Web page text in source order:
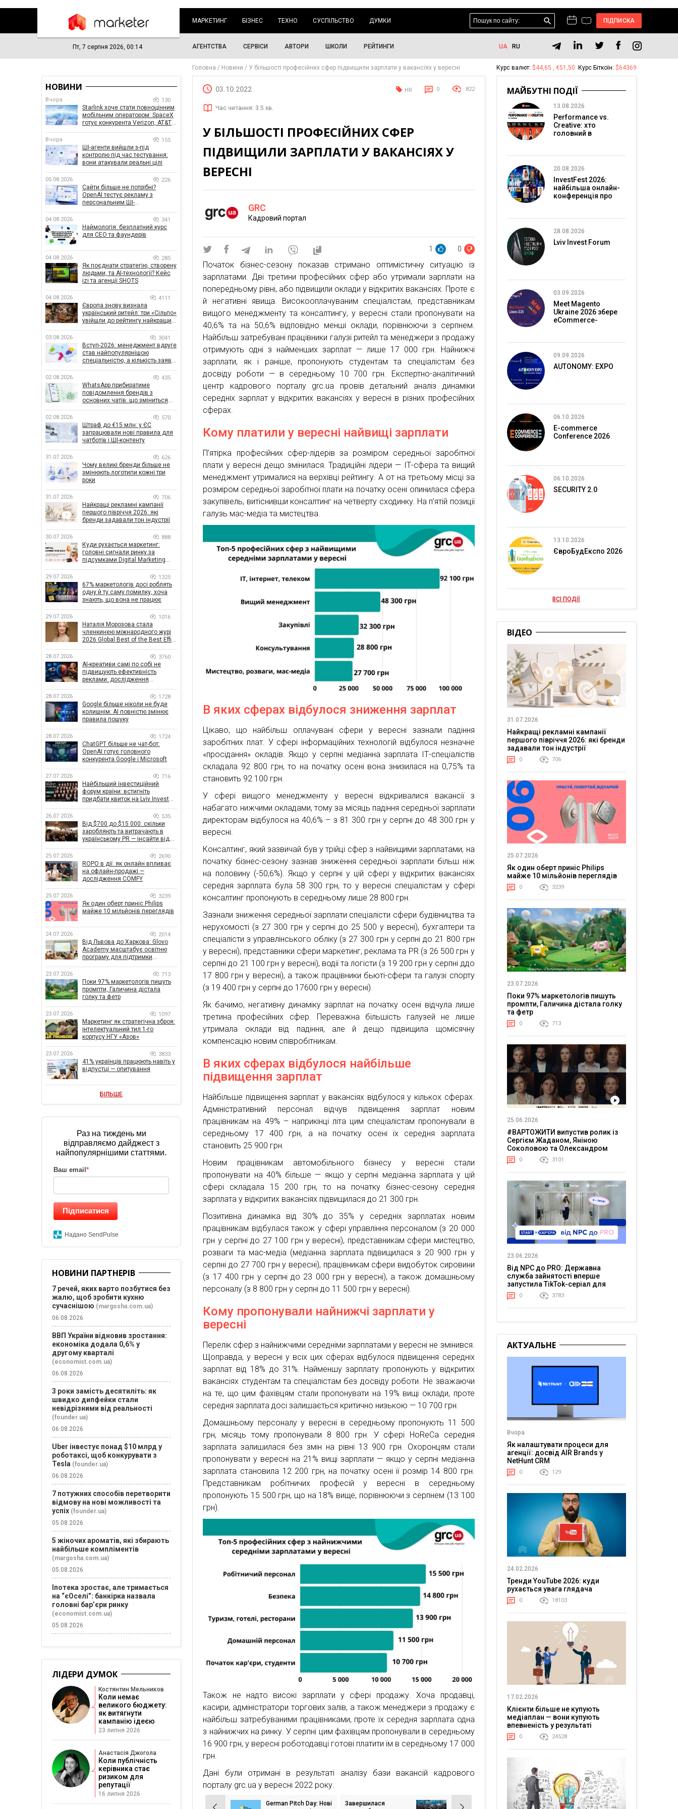
МАРКЕТИНГ БІЗНЕС ТЕХНО СУСПІЛЬСТВО ДУМКИ ПІДПИСКА
Пт, 7 серпня 2026, 00:14 АГЕНТСТВА СЕРВІСИ АВТОРИ ШКОЛИ РЕЙТИНГИ UA RU
Головна Новини У більшості професійних сфер підвищили зарплати у вакансіях у вересні
03.10.2022 HR 0 822
Час читання: 3.5 хв.
У БІЛЬШОСТІ ПРОФЕСІЙНИХ СФЕР
ПІДВИЩИЛИ ЗАРПЛАТИ У ВАКАНСІЯХ У
ВЕРЕСНІ
GRC
Кадровий портал
1 0
Початок бізнес-сезону показав стримано оптимістичну ситуацію із
зарплатами. Дві третини професійних сфер або утримали зарплати на
попередньому рівні, або підвищили оклади у відкритих вакансіях. Проте є
й негативні явища. Високооплачуваним спеціалістам, представникам
вищого менеджменту та консалтингу, у вересні стали пропонувати на
40,6% та на 50,6% відповідно менші оклади, порівнюючи з серпнем.
Найбільш затребувані працівники галузі ритейл та менеджери з продажу
отримують одні з найменших зарплат — лише 17 000 грн. Найнижчі
зарплати, як і раніше, пропонують студентам та спеціалістам без
досвіду роботи — в середньому 10 700 грн. Експертно-аналітичний
центр кадрового порталу grc.ua провів детальний аналіз динаміки
середніх зарплат у відкритих вакансіях у вересні в різних професійних
сферах.
Кому платили у вересні найвищі зарплати
П’ятірка професійних сфер-лідерів за розміром середньої заробітної
плати у вересні дещо змінилася. Традиційні лідери — ІТ-сфера та вищий
менеджмент утрималися на верхівці рейтингу. А от на третьому місці за
розміром середньої заробітної плати на початку осені опинилася сфера
закупівель, витіснивши консалтинг на четверту сходинку. На п’ятій позиції
галузь мас-медіа та мистецтва.
В яких сферах відбулося зниження зарплат
Цікаво, що найбільш оплачувані сфери у вересні зазнали падіння
заробітних плат. У сфері інформаційних технологій відбулося незначне
«просідання» окладів. Якщо у серпні медіанна зарплата ІТ-спеціалістів
складала 92 800 грн, то на початку осені вона знизилася на 0,75% та
становить 92 100 грн.
У сфері вищого менеджменту у вересні відкривалися вакансії з
набагато нижчими окладами, тому за місяць падіння середньої зарплати
директорам відбулося на 40,6% – з 81 300 грн у серпні до 48 300 грн у
вересні.
Консалтинг, який зазвичай був у трійці сфер з найвищими зарплатами, на
початку бізнес-сезону зазнав зниження середньої зарплати більш ніж
на половину (-50,6%). Якщо у серпні у цій сфері у відкритих вакансіях
середня зарплата була 58 300 грн, то у вересні спеціалістам у сфері
консалтинг пропонують в середньому лише 28 800 грн.
Зазнали зниження середньої зарплати спеціалісти сфери будівництва та
нерухомості (з 27 300 грн у серпні до 25 500 у вересні), бухгалтери та
спеціалісти з управлінського обліку (з 27 300 грн у серпні до 21 800 грн
у вересні), представники сфери маркетинг, реклама та PR (з 26 500 грн у
серпні до 21 100 грн у вересні), водії та логісти (з 19 200 грн у серпні ддо
17 800 грн у вересні), а також працівники бьюті-сфери та галузі спорту
(з 19 400 грн у серпні до 17600 грн у вересні).
Як бачимо, негативну динаміку зарплат на початку осені відчула лише
третина професійних сфер. Переважна більшість галузей не лише
утримала оклади від падіння, але й дещо підвищила щомісячну
компенсацію новим співробітникам.
В яких сферах відбулося найбільше
підвищення зарплат
Найбільше підвищення зарплат у вакансіях відбулося у кількох сферах.
Адміністративний персонал відчув підвищення зарплат новим
працівникам на 49% – наприкінці літа цим спеціалістам пропонували в
середньому 17 400 грн, а на початку осені їх середня зарплата
становить 25 900 грн.
Новим працівникам автомобільного бізнесу у вересні стали
пропонувати на 40% більше — якщо у серпні медіанна зарплата у цій
сфері складала 15 200 грн, то на початку бізнес-сезону середня
зарплата у відкритих вакансіях підвищилася до 21 300 грн.
Позитивна динаміка від 30% до 35% у середніх зарплатах новим
працівникам відбулася також у сфері управління персоналом (з 20 000
грн у серпні до 27 100 грн у вересні), представникам сфери мистецтво,
розваги та мас-медіа (медіанна зарплата підвищилася з 20 900 грн у
серпні до 27 700 грн у вересні), працівникам сфери видобуток сировини
(з 17 400 грн у серпні до 23 000 грн у вересні), а також домашньому
персоналу (з 8 800 грн у серпні до 11 500 грн у вересні).
Кому пропонували найнижчі зарплати у
вересні
Перелік сфер з найнижчими середніми зарплатами у вересні не змінився.
Щоправда, у вересні у всіх цих сферах відбулося підвищення середніх
зарплат від 18% до 31%. Найменшу зарплату пропонують у відкритих
вакансіях студентам та спеціалістам без досвіду роботи. Не зважаючи
на те, що цим фахівцям стали пропонувати на 19% вищі оклади, проте
середня зарплата досі залишається критично низькою — 10 700 грн.
Домашньому персоналу у вересні в середньому пропонують 11 500
грн, місяць тому пропонували 8 800 грн. У сфері HoReCa середня
зарплата залишилася без змін на рівні 13 900 грн. Охоронцям стали
пропонувати у вересні на 21% вищі зарплати — якщо у серпні медіанна
зарплата становила 12 200 грн, на початку осені її розмір 14 800 грн.
Представникам робітничих професій у вересні в середньому
пропонують 15 500 грн, що на 18% вище, порівнюючи з серпнем (13 100
грн).
Також не надто високі зарплати у сфері продажу. Хоча продавці,
касири, адміністратори торгових залів, а також менеджери з продажу є
найбільш затребуваними працівниками, проте їх середня зарплата одна
з найнижчих на ринку. У серпні цим фахівцям пропонували в середньому
16 900 грн, у вересні роботодавці готові платити їм в середньому 17 000
грн.
Дані були отримані в результаті аналізу бази вакансій кадрового
порталу grc.ua у вересні 2022 року.
German Pitch Day: Нові
Завершилася
НОВИНИ
Вчора 130
Starlink хоче стати повноцінним
мобільним оператором: SpaceX
готує конкурента Verizon, AT&T і
Вчора 155
ШІ-агенти вийшли з-під
контролю під час тестування:
вони атакували реальні цілі
05.08.2026 226
Сайти більше не потрібні?
OpenAI тестує рекламу з
персональним ШІ-
04.08.2026 341
Наймологія: безплатний курс
для CEO та фаундерів
04.08.2026 285
Як поєднати стратегію, створену
людьми, та AI-технології? Кейс
izi та агенції SHOTS
04.08.2026 4111
Європа знову визнала
український ритейл: три «Сільпо»
увійшли до рейтингу найкращих
03.08.2026 3041
Вступ-2026: менеджмент вдруге
став найпопулярнішою
спеціальністю, а кількість заяв
02.08.2026 435
WhatsApp прибиратиме
повідомлення брендів з
основних чатів: що зміниться
02.08.2026 570
Штраф до €15 млн: у ЄС
запрацювали нові правила для
чатботів і ШІ-контенту
31.07.2026 626
Чому великі бренди більше не
змінюють логотипи кожні три
роки
31.07.2026 706
Найкращі рекламні кампанії
першого півріччя 2026: які
бренди задавали тон індустрії
30.07.2026 888
Куди рухається маркетинг:
головні сигнали ринку за
підсумками Digital Marketing
29.07.2026 1325
67% маркетологів досі роблять
одну й ту саму помилку, хоча
знають, що вона не працює
29.07.2026 1016
Наталія Морозова стала
членкинею міжнародного журі
2026 Global Best of the Best Effie
28.07.2026 3760
AI-креативи самі по собі не
підвищують ефективність
реклами: дослідження
впливає на ефективність
кампаній
28.07.2026 1728
Google більше ніколи не буде
колишнім: AI повністю змінює
правила пошуку
28.07.2026 1724
ChatGPT більше не чат-бот:
OpenAI готує головного
конкурента Google і Microsoft
27.07.2026 716
Найбільший інвестиційний
форум країни: встигніть
придбати квиток на Lviv Invest
26.07.2026 535
Від $700 до $15 000: скільки
заробляють та витрачають в
українському PR — інсайти від
25.07.2026 2690
ROPO в дії: як онлайн впливає
на офлайн-продажі —
дослідження COMFY
25.07.2026 3239
Як один оберт приніс Philips
майже 10 мільйонів переглядів
24.07.2026 2014
Від Львова до Харкова: Glovo
Academy масштабує освітню
програму для підтримки
23.07.2026 713
Поки 97% маркетологів пишуть
промпти, Галичина дістала
голку та фетр
23.07.2026 1097
Маркетинг як стратегічна зброя:
інтелектуальний тил 1-го
корпусу НГУ «Азов»
23.07.2026 3833
41% українців працюють навіть у
відпустці — опитування
БІЛЬШЕ
Раз на тиждень ми
відправляємо дайджест з
найпопулярнішими статтями.
Ваш email *
Підписатися
Надано SendPulse
НОВИНИ ПАРТНЕРІВ
7 речей, яких варто позбутися без
жалю, щоб зробити кухню
сучаснішою (margosha.com.ua)
06.08.2026
ВВП України відновив зростання:
економіка додала 0,6% у
другому кварталі
(economist.com.ua)
06.08.2026
3 роки замість десятиліть: як
швидко дипфейки стали
невідрізними від реальності
(founder.ua)
06.08.2026
Uber інвестує понад $10 млрд у
роботаксі, щоб конкурувати з
Tesla (founder.ua)
06.08.2026
7 потужних способів перетворити
відмову на нові можливості та
успіх (founder.ua)
05.08.2026
5 жіночих ароматів, які збирають
найбільше компліментів
(margosha.com.ua)
05.08.2026
Іпотека зростає, але тримається
на “єОселі”: банкірка назвала
головні бар’єри ринку
(economist.com.ua)
05.08.2026
ЛІДЕРИ ДУМОК
Костянтин Мельников
Коли немає
великого бюджету:
як витягнути
кампанію ідеєю
23 липня 2026
Анастасія Джогола
Коли публічність
керівника стає
ризиком для
репутації
16 липня 2026
Курс валют: $44,65 , €51,50 Курс Біткоїн: $64369
МАЙБУТНІ ПОДІЇ
13.08.2026
Performance vs.
Creative: хто
головний в
20.08.2026
InvestFest 2026:
найбільша онлайн-
конференція про
28.08.2026
Lviv Invest Forum
03.09.2026
Meet Magento
Ukraine 2026 збере
eCommerce-
09.09.2026
AUTONOMY: EXPO
06.10.2026
E-commerce
Conference 2026
06.10.2026
SECURITY 2.0
13.10.2026
ЄвроБудЕкспо 2026
ВСІ ПОДІЇ
ВІДЕО
31.07.2026
Найкращі рекламні кампанії
першого півріччя 2026: які бренди
задавали тон індустрії
0 706
25.07.2026
Як один оберт приніс Philips
майже 10 мільйонів переглядів
0 3239
23.07.2026
Поки 97% маркетологів пишуть
промпти, Галичина дістала голку
та фетр
0 713
25.06.2026
#ВАРТОЖИТИ випустив ролик із
Сергієм Жаданом, Яніною
Соколовою та Олександром
Тереном про життя в постійній
напрузі
0 3101
23.06.2026
Від NPC до PRO: Державна
служба зайнятості вперше
запустила TikTok-серіал для
молоді
0 3783
АКТУАЛЬНЕ
Вчора
Як налаштувати процеси для
агенції: досвід AIR Brands у
NetHunt CRM
0 129
24.02.2026
Тренди YouTube 2026: куди
рухається увага глядача
0 18103
17.02.2026
Клієнти більше не купують
медіаплан — вони купують
впевненість у результаті
0 24528